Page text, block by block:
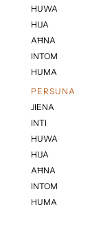
HUWA
HIJA
AĦNA
INTOM
HUMA
PERSUNA
JIENA
INTI
HUWA
HIJA
AĦNA
INTOM
HUMA